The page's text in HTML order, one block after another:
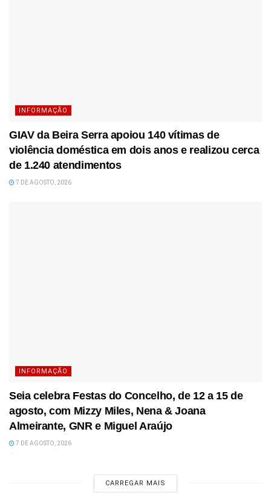
INFORMAÇÃO
GIAV da Beira Serra apoiou 140 vítimas de
violência doméstica em dois anos e realizou cerca
de 1.240 atendimentos
7 DE AGOSTO, 2026
INFORMAÇÃO
Seia celebra Festas do Concelho, de 12 a 15 de
agosto, com Mizzy Miles, Nena & Joana
Almeirante, GNR e Miguel Araújo
7 DE AGOSTO, 2026
CARREGAR MAIS